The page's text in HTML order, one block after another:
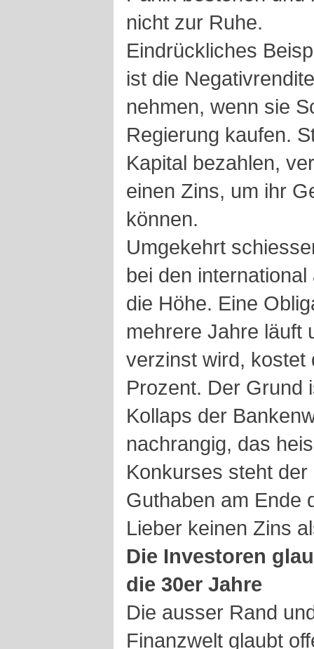
nicht zur Ruhe.
Eindrückliches
ist die
nehmen, wenn sie
Regierung kaufen.
Kapital bezahlen,
einen Zins, um ihr
können.
Umgekehrt
bei den
die Höhe. Eine
mehrere Jahre läuft
verzinst wird, kostet
Prozent. Der Grund
Kollaps der
nachrangig, das
Konkurses steht
Guthaben am Ende
Lieber keinen Zins
Die Investoren
die 30er Jahre
Die ausser Rand
Finanzwelt glaubt